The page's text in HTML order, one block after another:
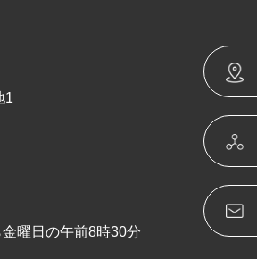
1
曜日の午前8時30分